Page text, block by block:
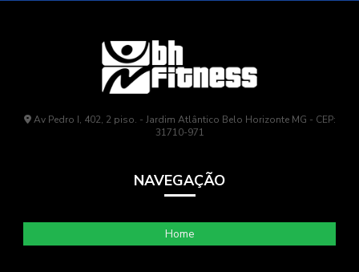
Av Pedro I, 402, 2 piso. - Jardim Atlântico Belo Horizonte MG - CEP:
31710-971
NAVEGAÇÃO
Home